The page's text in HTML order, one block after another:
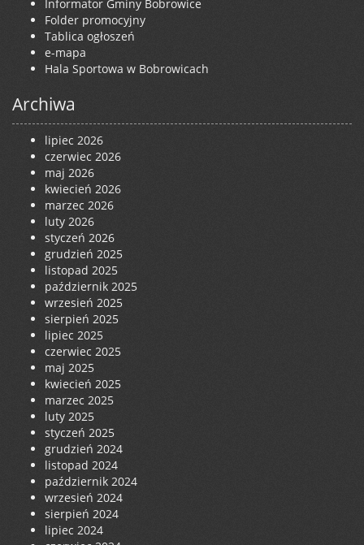
Informator Gminy Bobrowice
Folder promocyjny
Tablica ogłoszeń
e-mapa
Hala Sportowa w Bobrowicach
Archiwa
lipiec 2026
czerwiec 2026
maj 2026
kwiecień 2026
marzec 2026
luty 2026
styczeń 2026
grudzień 2025
listopad 2025
październik 2025
wrzesień 2025
sierpień 2025
lipiec 2025
czerwiec 2025
maj 2025
kwiecień 2025
marzec 2025
luty 2025
styczeń 2025
grudzień 2024
listopad 2024
październik 2024
wrzesień 2024
sierpień 2024
lipiec 2024